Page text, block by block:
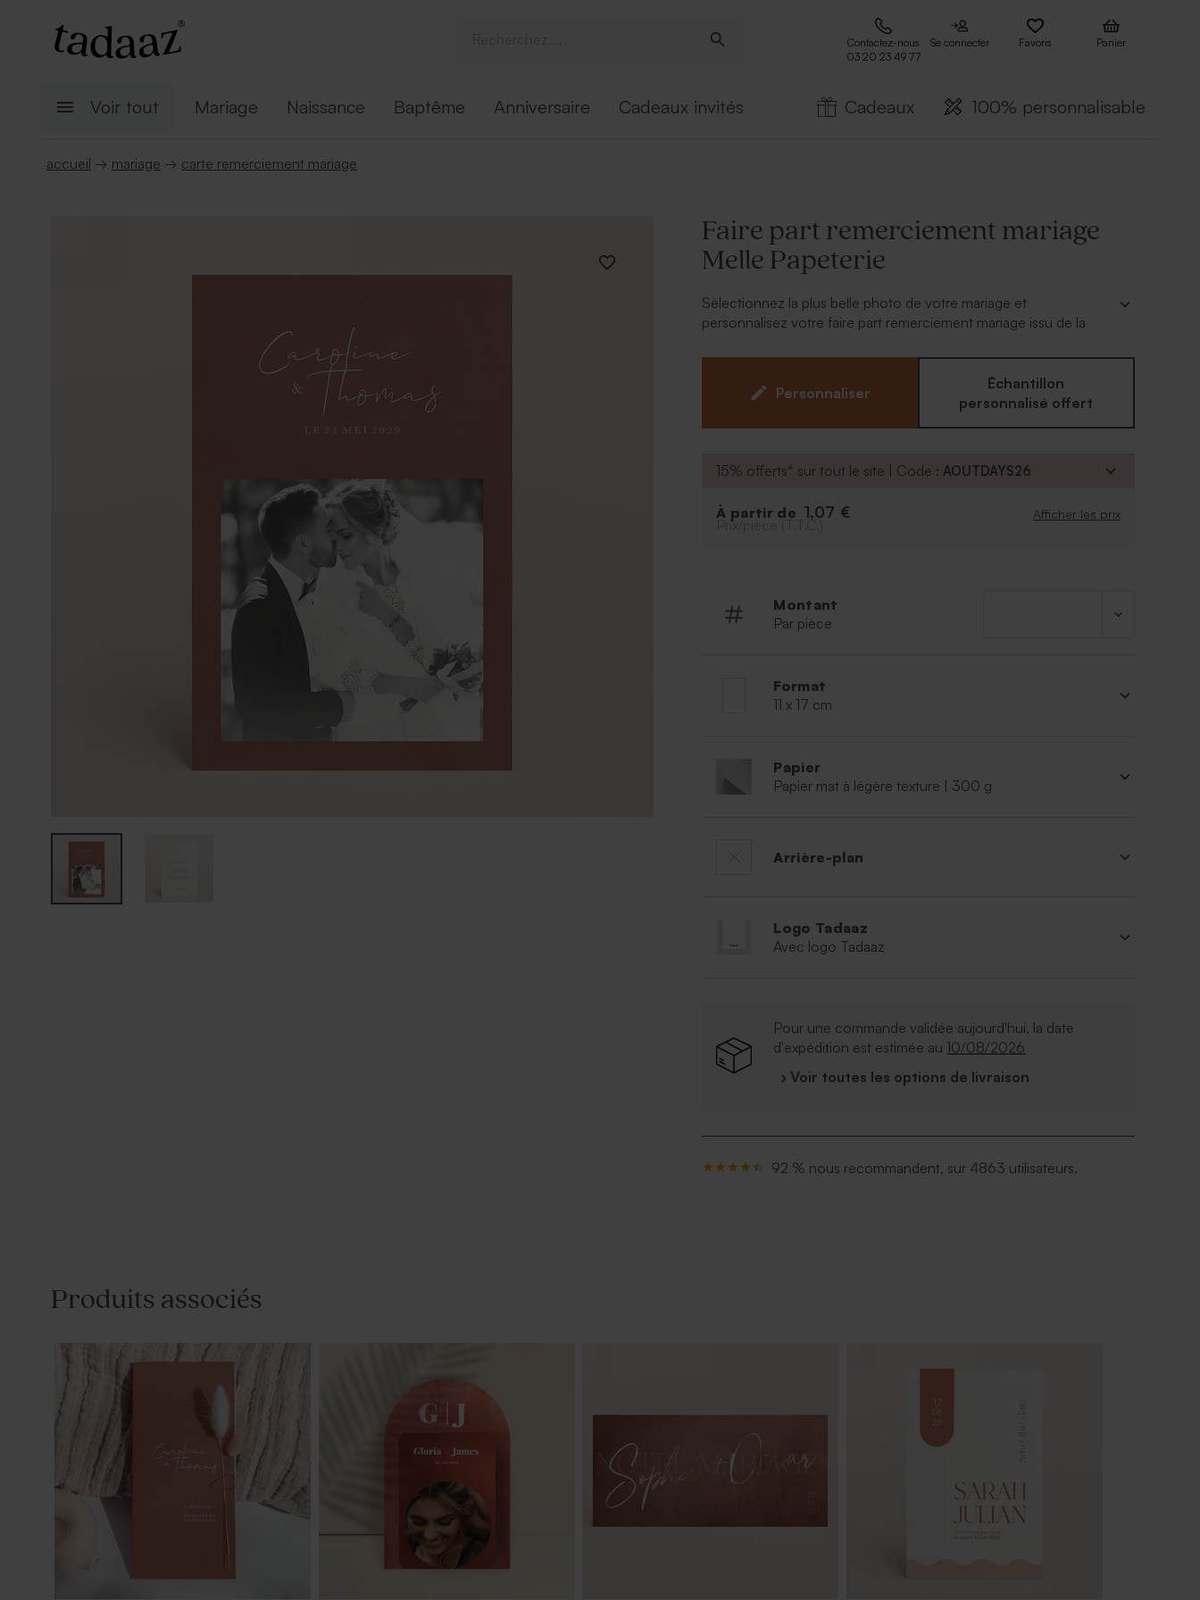
Contactez-nous
03 20 23 49 77
Se connecter Favoris Panier
Voir tout Mariage Naissance Baptême Anniversaire Cadeaux invités Cadeaux 100% personnalisable
accueil → mariage → carte remerciement mariage
Faire part remerciement mariage
Melle Papeterie
Sélectionnez la plus belle photo de votre mariage et
personnalisez votre faire part remerciement mariage issu de la
À personnaliser:
Photo et texte
Quantité minimum :
Personnaliser
Échantillon
personnalisé offert
15% offerts* sur tout le site | Code :AOUTDAYS26
À partir de 1,07 € Afficher les prix
Prix/pièce (T.T.C.)
Montant
Par pièce
Format
11 x 17 cm
Papier
Papier mat à légère texture | 300 g
Arrière-plan
Logo Tadaaz
Avec logo Tadaaz
Pour une commande validée aujourd'hui, la date
d'expédition est estimée au 10/08/2026
› Voir toutes les options de livraison
92 % nous recommandent, sur 4863 utilisateurs.
Produits associés